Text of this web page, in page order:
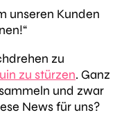
unseren Kunden
zu
zu stürzen. Ganz
und zwar
News für uns?